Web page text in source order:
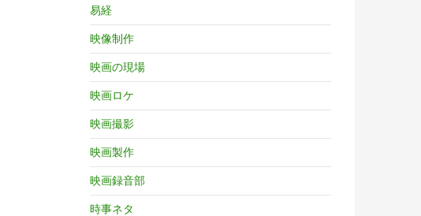
易経
映像制作
映画の現場
映画ロケ
映画撮影
映画製作
映画録音部
時事ネタ